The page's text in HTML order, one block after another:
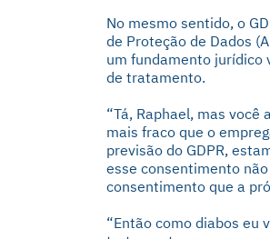
No mesmo sentido, o
de Proteção de Dados
um fundamento jurídico
de tratamento.
“Tá, Raphael, mas você
mais fraco que o
previsão do GDPR,
esse consentimento
consentimento que a
“Então como diabos eu